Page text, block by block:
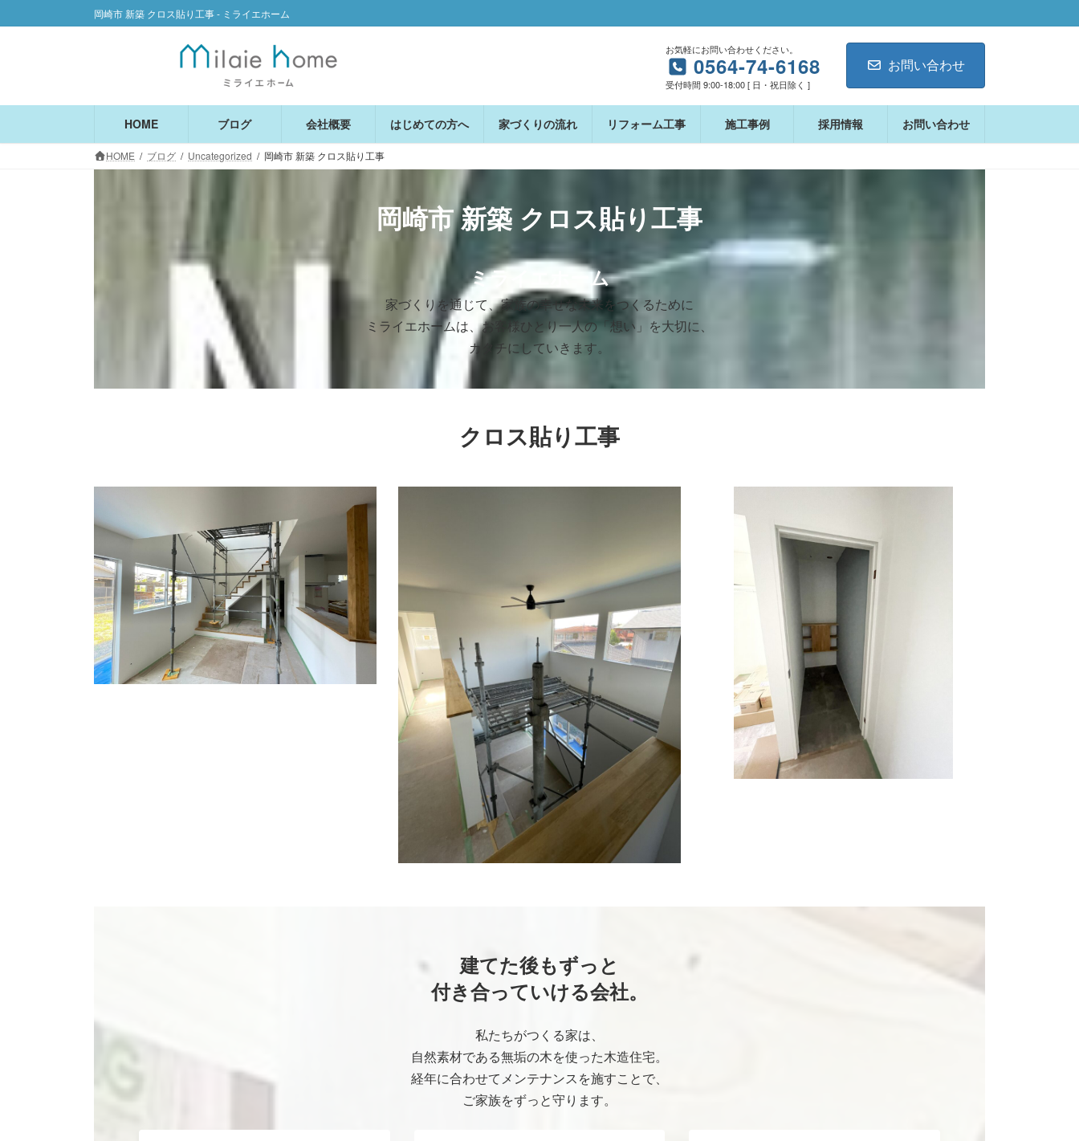
ン
へ
キ
ビ
ョ
に
岡崎市 新築 クロス貼り工事 - ミライエホーム
お気軽にお問い合わせください。
0564-74-6168
受付時間 9:00-18:00 [ 日・祝日除く ]
お問い合わせ
HOME ブログ 会社概要 はじめての方へ 家づくりの流れ リフォーム工事 施工事例 採用情報 お問い合わせ
HOME ブログ Uncategorized 岡崎市 新築 クロス貼り工事
岡崎市 新築 クロス貼り工事
ミライエホーム
家づくりを通じて、家族の幸せな未来をつくるために
ミライエホームは、お客様ひとり一人の「想い」を大切に、
カタチにしていきます。
クロス貼り工事
建てた後もずっと
付き合っていける会社。
私たちがつくる家は、
自然素材である無垢の木を使った木造住宅。
経年に合わせてメンテナンスを施すことで、
ご家族をずっと守ります。